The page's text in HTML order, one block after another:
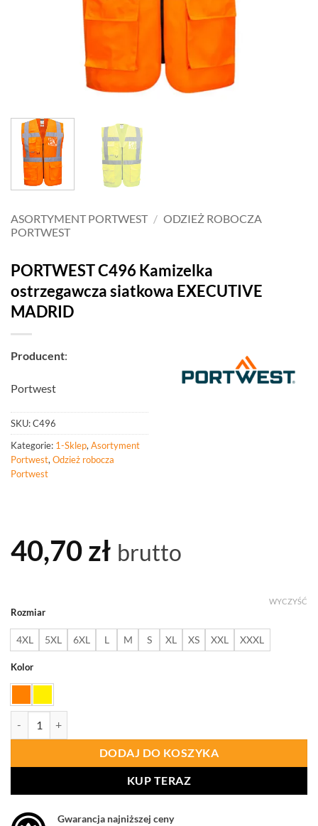
ASORTYMENT PORTWEST / ODZIEŻ ROBOCZA
PORTWEST
PORTWEST C496 Kamizelka
ostrzegawcza siatkowa EXECUTIVE
MADRID
Producent:
Portwest
SKU:C496
Kategorie: 1-Sklep, Asortyment
Portwest, Odzież robocza
Portwest
40,70zł brutto
Rozmiar
4XL 5XL 6XL L M S XL XS XXL XXXL
Kolor
WYCZYŚĆ
DODAJ DO KOSZYKA
KUP TERAZ
Gwarancja najniższej ceny